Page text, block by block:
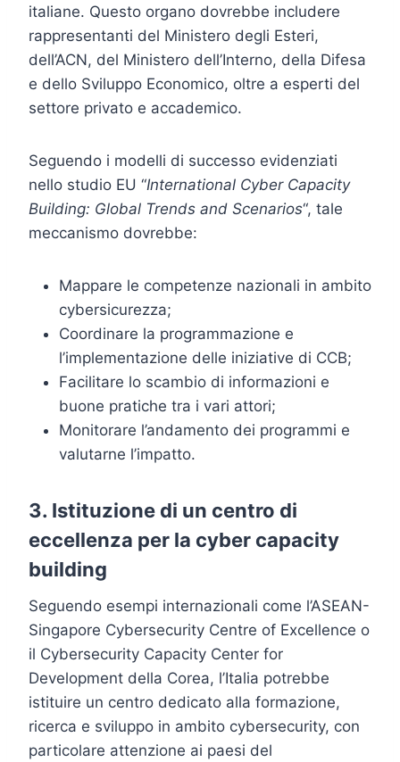
italiane. Questo organo dovrebbe includere
rappresentanti del Ministero degli Esteri,
dell’ACN, del Ministero dell’Interno, della Difesa
e dello Sviluppo Economico, oltre a esperti del
settore privato e accademico.
Seguendo i modelli di successo evidenziati
nello studio EU “International Cyber Capacity
Building: Global Trends and Scenarios“, tale
meccanismo dovrebbe:
Mappare le competenze nazionali in ambito
cybersicurezza;
Coordinare la programmazione e
l’implementazione delle iniziative di CCB;
Facilitare lo scambio di informazioni e
buone pratiche tra i vari attori;
Monitorare l’andamento dei programmi e
valutarne l’impatto.
3. Istituzione di un centro di
eccellenza per la cyber capacity
building
Seguendo esempi internazionali come l’ASEAN-
Singapore Cybersecurity Centre of Excellence o
il Cybersecurity Capacity Center for
Development della Corea, l’Italia potrebbe
istituire un centro dedicato alla formazione,
ricerca e sviluppo in ambito cybersecurity, con
particolare attenzione ai paesi del